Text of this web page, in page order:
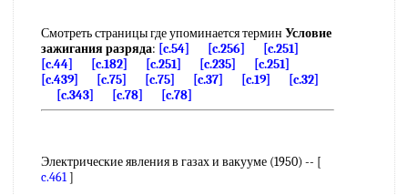
Смотреть страницы где упоминается термин Условие
зажигания разряда: [c.54] [c.256]
[c.251]
[c.44]
[c.182] [c.251] [c.235]
[c.251]
[c.439]
[c.75] [c.75] [c.37] [c.19]
[c.32]
[c.343]
[c.78] [c.78]
Электрические явления в газах и вакууме (1950) -- [
c.461]